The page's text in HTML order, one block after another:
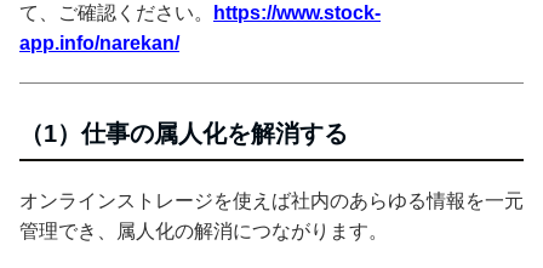
て、ご確認ください。
https://www.stock-
app.info/narekan/
（1）仕事の属人化を解消する
オンラインストレージを使えば社内のあらゆる情報を一元
管理でき、属人化の解消につながります。